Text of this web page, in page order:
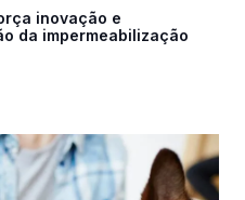
inovação e
da impermeabilização